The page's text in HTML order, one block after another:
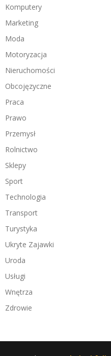
Komputery
Marketing
Moda
Motoryzacja
Nieruchomości
Obcojęzyczne
Praca
Prawo
Przemysł
Rolnictwo
Sklepy
Sport
Technologia
Transport
Turystyka
Ukryte Zajawki
Uroda
Usługi
Wnętrza
Zdrowie